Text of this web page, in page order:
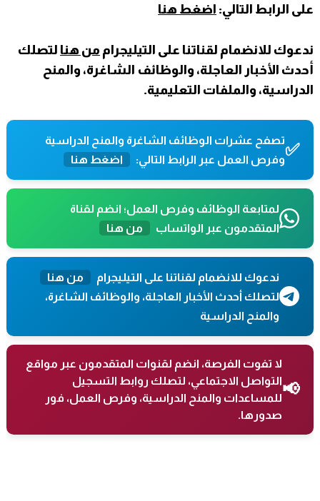
على الرابط التالي: اضغط هنا
ندعوك للانضمام لقناتنا على التيليجرام من هنا لتصلك
أحدث الأخبار العاجلة، والوظائف الشاغرة، والمنح
الدراسية، والملفات التعليمية.
✅تصفح عشرات الوظائف الشاغرة والمنح الدراسية
وفرص العمل عبر الرابط التالي:
اضغط هنا
لمتابعة الوظائف وفرص العمل؛ انضم لقناة
المتقدمون عبر الواتساب
من هنا
ندعوك للانضمام لقناتنا على التيليجرام
من هنا
لتصلك أحدث الأخبار العاجلة، والوظائف الشاغرة،
والمنح الدراسية
📢
لا تفوت الفرصة، انضم لقنوات المتقدمون عبر مواقع
التواصل الاجتماعي، لتصلك روابط التسجيل
للمساعدات والمنح الدراسية، وفرص العمل، فور
صدورها.